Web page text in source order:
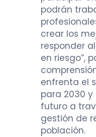
podrán
crear los
responder
en riesgo”,
enfrenta el
para 2030
futuro a
gestión de
población.